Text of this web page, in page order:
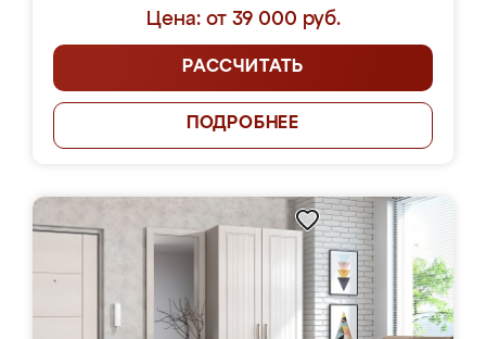
Цена: от 39 000 руб.
РАССЧИТАТЬ
ПОДРОБНЕЕ